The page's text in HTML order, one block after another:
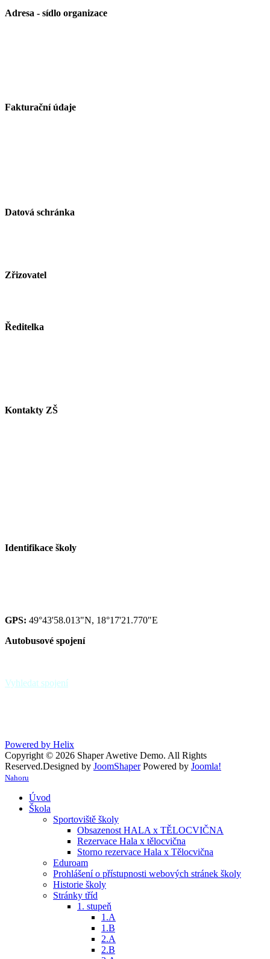
Adresa - sídlo organizace
Fakturační údaje
Datová schránka
Zřizovatel
Ředitelka
Kontakty ZŠ
Identifikace školy
GPS: 49°43'58.013"N, 18°17'21.770"E
Autobusové spojení
Vyhledat spojení
Powered by Helix
Copyright © 2026 Shaper Awetive Demo. All Rights
Reserved.Designed by JoomShaper Powered by Joomla!
Nahoru
Úvod
Škola
Sportoviště školy
Obsazenost HALA x TĚLOCVIČNA
Rezervace Hala x tělocvična
Storno rezervace Hala x Tělocvična
Eduroam
Prohlášení o přístupnosti webových stránek školy
Historie školy
Stránky tříd
1. stupeň
1.A
1.B
2.A
2.B